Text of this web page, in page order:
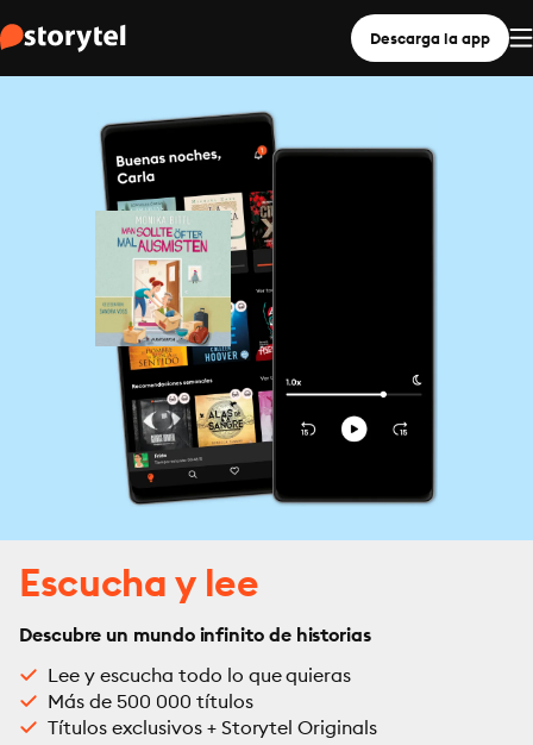
Descarga la app
Escucha y lee
Descubre un mundo infinito de historias
Lee y escucha todo lo que quieras
Más de 500 000 títulos
Títulos exclusivos + Storytel Originals